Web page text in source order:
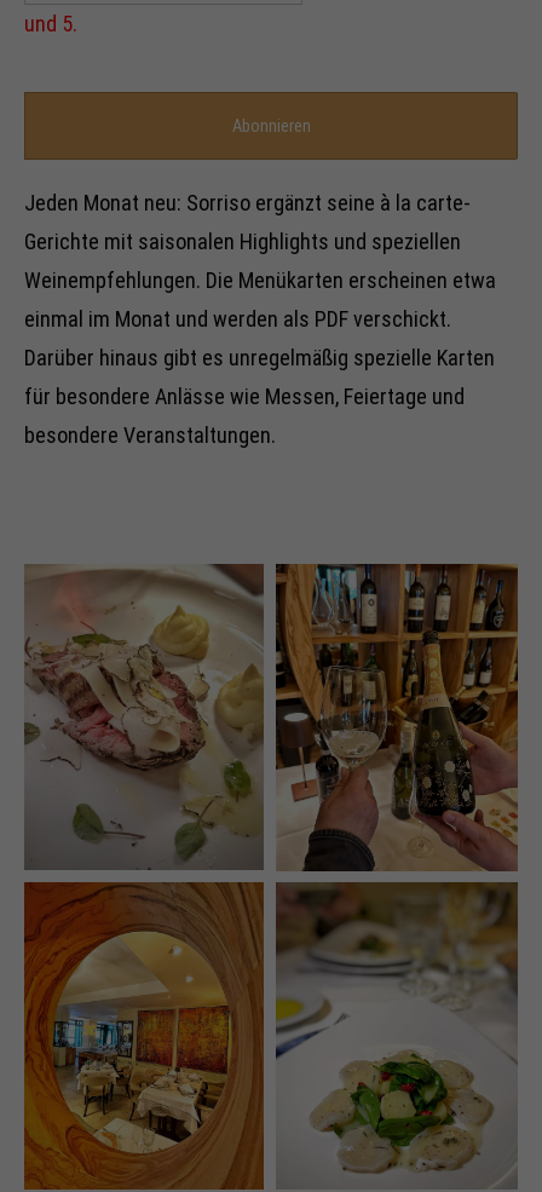
und 5.
Jeden Monat neu: Sorriso ergänzt seine à la carte-
Gerichte mit saisonalen Highlights und speziellen
Weinempfehlungen. Die Menükarten erscheinen etwa
einmal im Monat und werden als PDF verschickt.
Darüber hinaus gibt es unregelmäßig spezielle Karten
für besondere Anlässe wie Messen, Feiertage und
besondere Veranstaltungen.